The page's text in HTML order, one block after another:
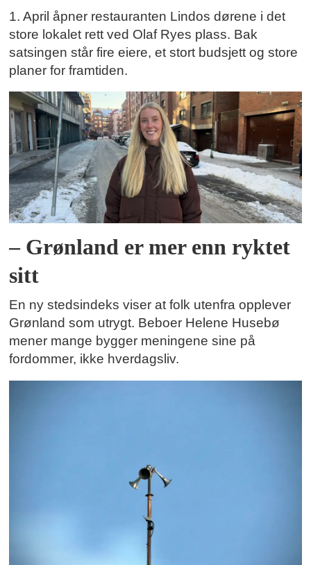
1. April åpner restauranten Lindos dørene i det
store lokalet rett ved Olaf Ryes plass. Bak
satsingen står fire eiere, et stort budsjett og store
planer for framtiden.
– Grønland er mer enn ryktet
sitt
En ny stedsindeks viser at folk utenfra opplever
Grønland som utrygt. Beboer Helene Husebø
mener mange bygger meningene sine på
fordommer, ikke hverdagsliv.